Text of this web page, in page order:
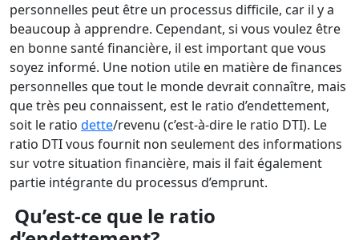
personnelles peut être un processus difficile, car il y a
beaucoup à apprendre. Cependant, si vous voulez être
en bonne santé financière, il est important que vous
soyez informé. Une notion utile en matière de finances
personnelles que tout le monde devrait connaître, mais
que très peu connaissent, est le ratio d’endettement,
soit le ratio dette/revenu (c’est-à-dire le ratio DTI). Le
ratio DTI vous fournit non seulement des informations
sur votre situation financière, mais il fait également
partie intégrante du processus d’emprunt.
Qu’est-ce que le ratio